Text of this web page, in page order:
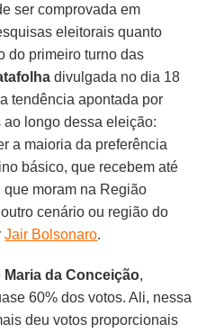
ser comprovada em
eleitorais quanto
do primeiro turno das
divulgada no dia 18
tendência apontada por
longo dessa eleição:
a maioria da preferência
básico, que recebem até
moram na Região
cenário ou região do
Jair Bolsonaro.
Maria da Conceição,
60% dos votos. Ali, nessa
deu votos proporcionais